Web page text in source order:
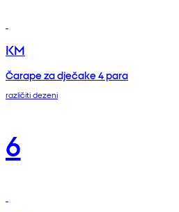
KM
Čarape za dječake 4 para
različiti dezeni
6